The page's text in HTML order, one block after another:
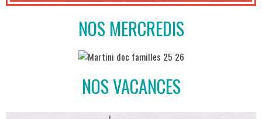
NOS MERCREDIS
NOS VACANCES